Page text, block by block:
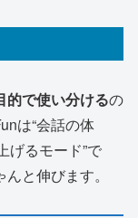
的で使い分けるの
は“会話の体
げるモード”で
と伸びます。